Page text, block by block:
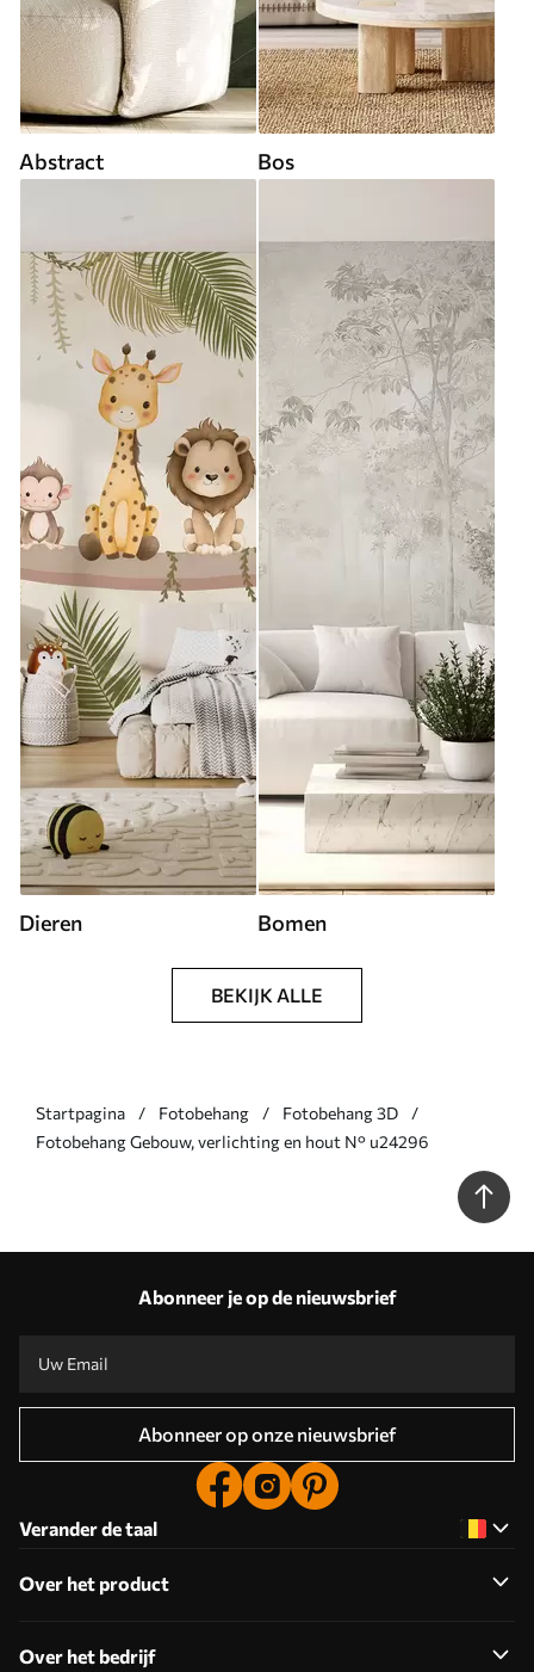
Abstract Bos
Dieren Bomen
BEKIJK ALLE
Startpagina Fotobehang
Fotobehang 3D
Fotobehang Gebouw, verlichting en hout N° u24296
Abonneer je op de nieuwsbrief
Abonneer op onze nieuwsbrief
Verander de taal
Over het product
Over het bedrijf